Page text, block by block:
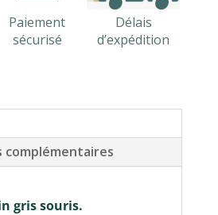
Paiement
sécurisé
Délais
d’expédition
complémentaires
gris souris.